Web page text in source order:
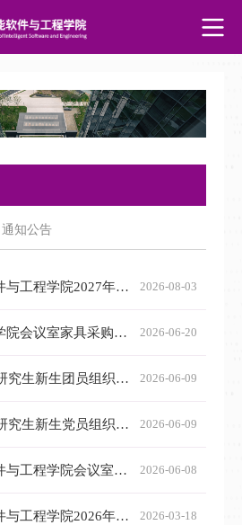
通知公告
2026-08-03
南京大学智能软件与工程学院2027年接收推荐免试研究生预报名通知
2026-06-20
智能软件与工程学院会议室家具采购项目成交结果公示
2026-06-09
关于接收2026级研究生新生团员组织关系的相关说明
2026-06-09
关于接收2026级研究生新生党员组织关系的相关说明
2026-06-08
南京大学智能软件与工程学院会议室家具采购公告
2026-03-18
南京大学智能软件与工程学院2026年硕士研究生招生复试录取工作细则